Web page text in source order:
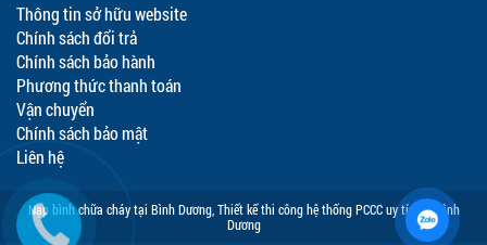
Thông tin sở hữu website
Chính sách đổi trả
Chính sách bảo hành
Phương thức thanh toán
Vận chuyển
Chính sách bảo mật
Liên hệ
Nạp bình chữa cháy tại Bình Dương, Thiết kế thi công hệ thống PCCC uy tín tại Bình
Dương